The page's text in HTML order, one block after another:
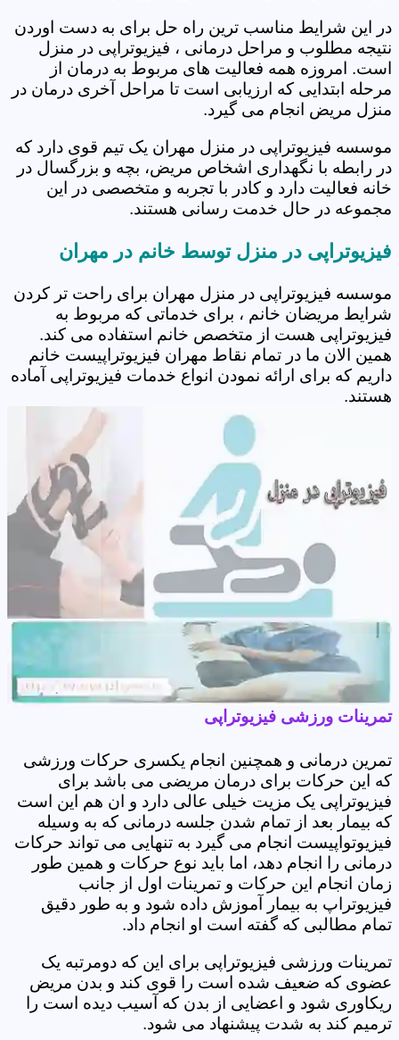
در این شرایط مناسب ترین راه حل برای به دست اوردن
نتیجه مطلوب و مراحل درمانی ، فیزیوتراپی در منزل
است. امروزه همه فعالیت های مربوط به درمان از
مرحله ابتدایی که ارزیابی است تا مراحل آخری درمان در
منزل مریض انجام می گیرد.
موسسه فیزیوتراپی در منزل مهران یک تیم قوی دارد که
در رابطه با نگهداری اشخاص مریض، بچه و بزرگسال در
خانه فعالیت دارد و کادر با تجربه و متخصصی در این
مجموعه در حال خدمت رسانی هستند.
فیزیوتراپی در منزل توسط خانم در مهران
موسسه فیزیوتراپی در منزل مهران برای راحت تر کردن
شرایط مریضان خانم ، برای خدماتی که مربوط به
فیزیوتراپی هست از متخصص خانم استفاده می کند.
همین الان ما در تمام نقاط مهران فیزیوتراپیست خانم
داریم که برای ارائه نمودن انواع خدمات فیزیوتراپی آماده
هستند.
تمرینات ورزشی فیزیوتراپی
تمرین درمانی و همچنین انجام یکسری حرکات ورزشی
که این حرکات برای درمان مریضی می باشد برای
فیزیوتراپی یک مزیت خیلی عالی دارد و ان هم این است
که بیمار بعد از تمام شدن جلسه درمانی که به وسیله
فیزیوتواپیست انجام می گیرد به تنهایی می تواند حرکات
درمانی را انجام دهد، اما باید نوع حرکات و همین طور
زمان انجام این حرکات و تمرینات اول از جانب
فیزیوتراپ به بیمار آموزش داده شود و به طور دقیق
تمام مطالبی که گفته است او انجام داد.
تمرینات ورزشی فیزیوتراپی برای این که دومرتبه یک
عضوی که ضعیف شده است را قوی کند و بدن مریض
ریکاوری شود و اعضایی از بدن که آسیب دیده است را
ترمیم کند به شدت پیشنهاد می شود.